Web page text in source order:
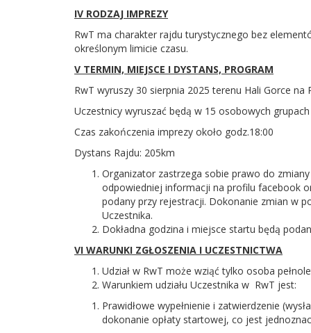
IV RODZAJ IMPREZY
RwT ma charakter rajdu turystycznego bez
określonym limicie czasu.
V TERMIN, MIEJSCE I DYSTANS, PROGRAM
RwT wyruszy 30 sierpnia 2025 terenu Hali Gorce
Uczestnicy wyruszać będą w 15 osobowych
Czas zakończenia imprezy około godz.18:00
Dystans Rajdu: 205km
Organizator zastrzega sobie prawo do
odpowiedniej informacji na profilu facebook
podany przy rejestracji. Dokonanie zmian w
Uczestnika.
Dokładna godzina i miejsce startu będą
VI WARUNKI ZGŁOSZENIA I UCZESTNICTWA
Udział w RwT może wziąć tylko osoba
Warunkiem udziału Uczestnika w RwT jest:
Prawidłowe wypełnienie i zatwierdzenie
dokonanie opłaty startowej, co jest